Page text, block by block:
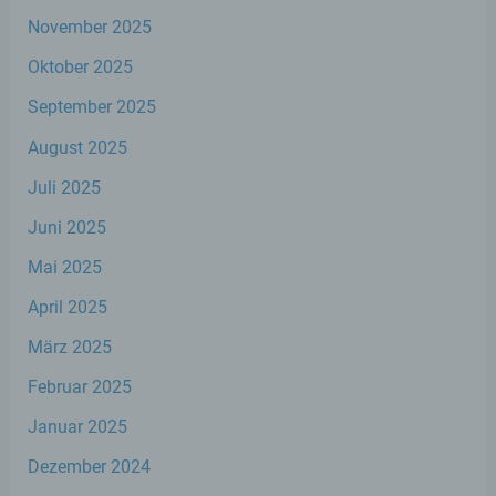
November 2025
Oktober 2025
September 2025
August 2025
Juli 2025
Juni 2025
Mai 2025
April 2025
März 2025
Februar 2025
Januar 2025
Dezember 2024
Verantwortlichen
Verantwortlicher im Sinne der Datenschutz-
Grundverordnung, sonstiger in den Mitgliedstaaten
der Europäischen Union geltenden
Datenschutzgesetze und anderer Bestimmungen
mit datenschutzrechtlichem Charakter ist die:
Stephan Wefelscheid, MdL
Kurfürstenstraße 23
Deutschland
02619153777